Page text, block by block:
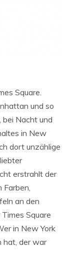
Square.
und so
bei Nacht und
in New
dort unzählige
erstrahlt der
an den
Square
in New York
hat, der war